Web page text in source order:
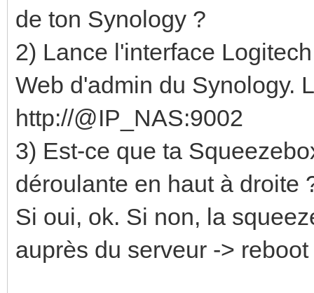
de ton Synology ?
2) Lance l'interface
Web d'admin du Synology.
http://@IP_NAS:9002
3) Est-ce que ta
déroulante en haut à droite
Si oui, ok. Si non, la
auprès du serveur ->